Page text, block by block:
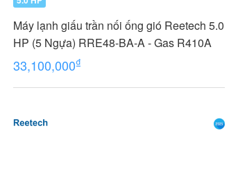
Máy lạnh giấu trần nối ống gió Reetech 5.0
HP (5 Ngựa) RRE48-BA-A - Gas R410A
33,100,000₫